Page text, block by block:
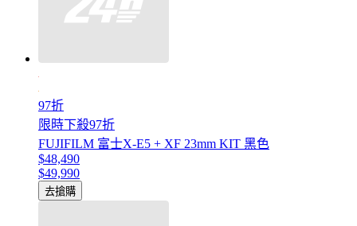
97折
限時下殺97折
FUJIFILM 富士X-E5 + XF 23mm KIT 黑色
$48,490
$49,990
去搶購